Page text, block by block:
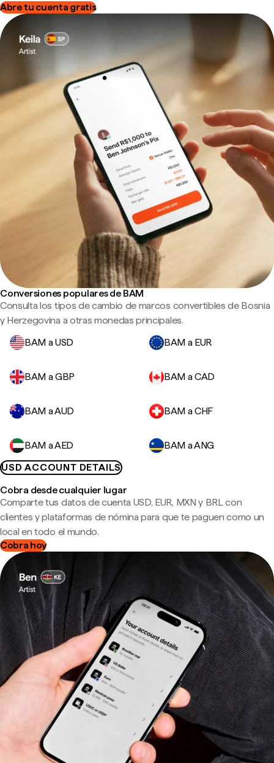
Abre tu cuenta gratis
Conversiones populares de BAM
Consulta los tipos de cambio de marcos convertibles de Bosnia
y Herzegovina a otras monedas principales.
BAM a USD
BAM a EUR
BAM a GBP BAM a CAD
BAM a AUD BAM a CHF
BAM a AED
BAM a ANG
USD ACCOUNT DETAILS
Cobra desde cualquier lugar
Comparte tus datos de cuenta USD, EUR, MXN y BRL con
clientes y plataformas de nómina para que te paguen como un
local en todo el mundo.
Cobra hoy